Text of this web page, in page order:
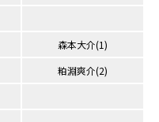
森本大介(1)
粕淵爽介(2)